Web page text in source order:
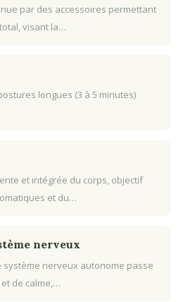
par des accessoires permettant
visant la…
longues (3 à 5 minutes)
et intégrée du corps, objectif
et du…
nerveux
système nerveux autonome passe
de calme,…